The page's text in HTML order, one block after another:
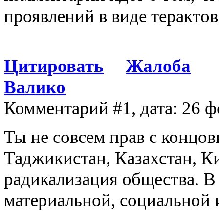
проявлений в виде
Цитировать
Жалоба
Валико
Комментарий #1, дата: 26
Ты не совсем прав с
Таджикистан, Казахстан,
радикализация общества.
материальной,